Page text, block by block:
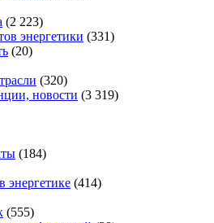
(2 223)
энергетики (331)
(20)
(320)
новости (3 319)
(184)
энергетике (414)
(555)